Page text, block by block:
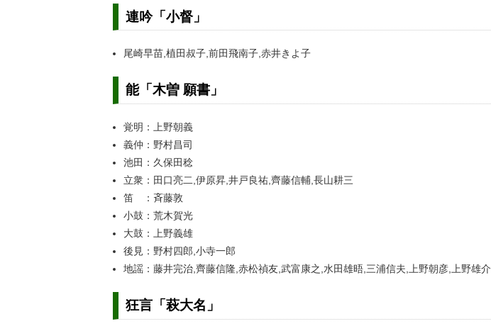
連吟「小督」
尾崎早苗,植田叔子,前田飛南子,赤井きよ子
能「木曽 願書」
覚明：上野朝義
義仲：野村昌司
池田：久保田稔
立衆：田口亮二,伊原昇,井戸良祐,齊藤信輔,長山耕三
笛 ：斉藤敦
小鼓：荒木賀光
大鼓：上野義雄
後見：野村四郎,小寺一郎
地謡：藤井完治,齊藤信隆,赤松禎友,武富康之,水田雄晤,三浦信夫,上野朝彦,上野雄介
狂言「萩大名」